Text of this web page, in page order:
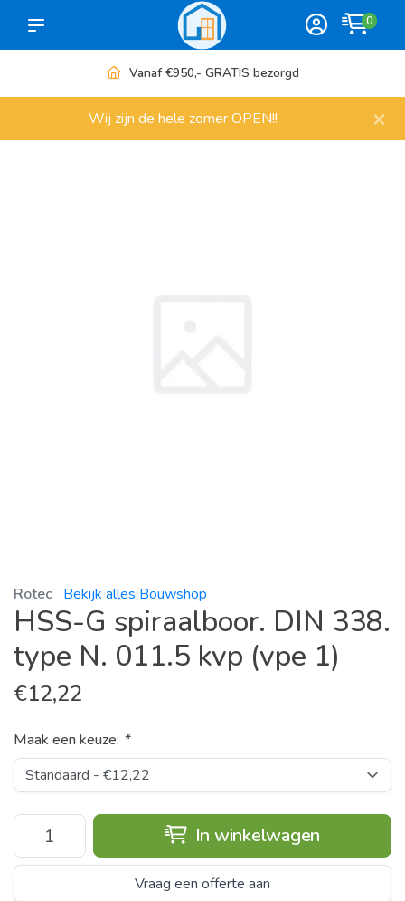
0
Vanaf €950,- GRATIS bezorgd
Wij zijn de hele zomer OPEN!! ×
Rotec Bekijk alles Bouwshop
HSS-G spiraalboor. DIN 338.
type N. 011.5 kvp (vpe 1)
€12,22
Maak een keuze: *
In winkelwagen
Vraag een offerte aan